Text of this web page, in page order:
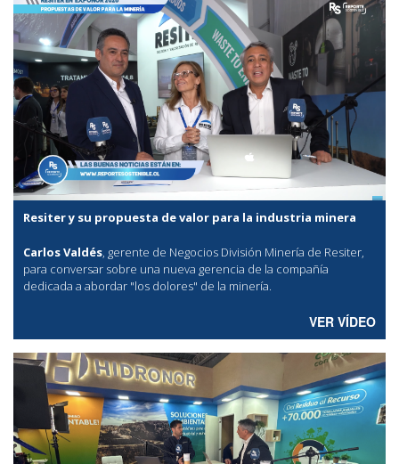
Resiter y su propuesta de valor para la industria minera
Carlos Valdés, gerente de Negocios División Minería de Resiter,
para conversar sobre una nueva gerencia de la compañía
dedicada a abordar "los dolores" de la minería.
VER VÍDEO